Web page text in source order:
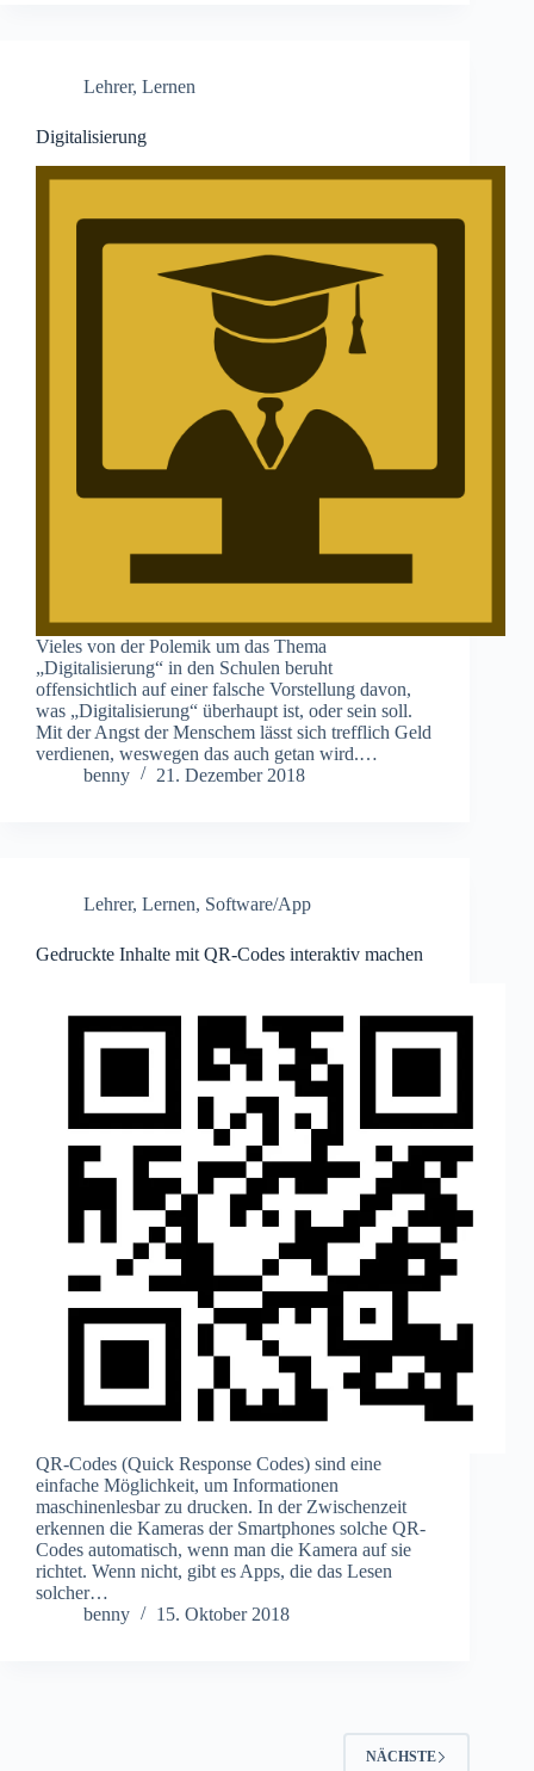
Lehrer, Lernen
Digitalisierung
Vieles von der Polemik um das Thema
„Digitalisierung“ in den Schulen beruht
offensichtlich auf einer falsche Vorstellung davon,
was „Digitalisierung“ überhaupt ist, oder sein soll.
Mit der Angst der Menschem lässt sich trefflich Geld
verdienen, weswegen das auch getan wird.…
benny
21. Dezember 2018
Lehrer, Lernen, Software/App
Gedruckte Inhalte mit QR-Codes interaktiv machen
QR-Codes (Quick Response Codes) sind eine
einfache Möglichkeit, um Informationen
maschinenlesbar zu drucken. In der Zwischenzeit
erkennen die Kameras der Smartphones solche QR-
Codes automatisch, wenn man die Kamera auf sie
richtet. Wenn nicht, gibt es Apps, die das Lesen
solcher…
benny
15. Oktober 2018
NÄCHSTE